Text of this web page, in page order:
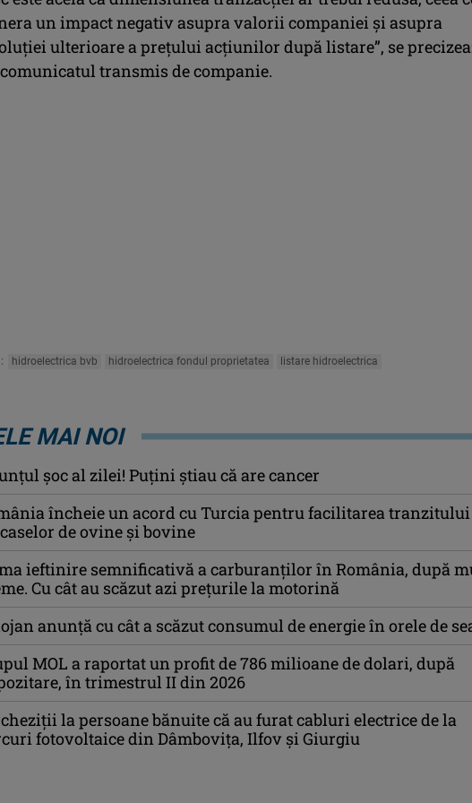
un impact negativ asupra valorii companiei și asupra
ulterioare a prețului acțiunilor după listare”, se
transmis de companie.
hidroelectrica bvb hidroelectrica fondul proprietatea listare hidroelectrica
MAI NOI
şoc al zilei! Puţini ştiau că are cancer
încheie un acord cu Turcia pentru facilitarea tranzitului
de ovine şi bovine
ieftinire semnificativă a carburanților în România, după
Cu cât au scăzut azi prețurile la motorină
anunță cu cât a scăzut consumul de energie în orele de
MOL a raportat un profit de 786 milioane de dolari, după
în trimestrul II din 2026
la persoane bănuite că au furat cabluri electrice de la
fotovoltaice din Dâmboviţa, Ilfov şi Giurgiu